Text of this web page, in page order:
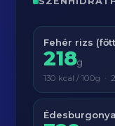
Fehér rizs
218g
130 kcal / 100g ·
Édesburgonya